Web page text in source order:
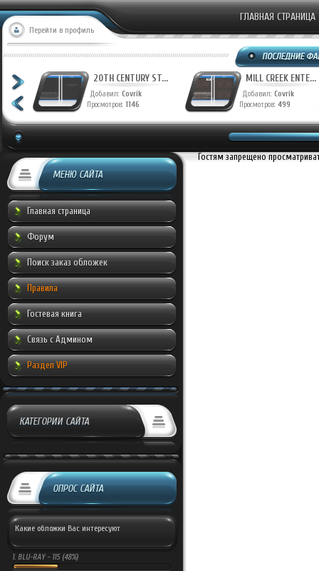
Перейти в профиль
ГЛАВНАЯ СТРАНИЦА
20TH CENTURY ST...
Добавил: Covrik
Просмотров: 1146
MILL CREEK ENTE...
Добавил: Covrik
Просмотров: 499
МЕНЮ САЙТА
Главная страница
Форум
Поиск заказ обложек
Правила
Гостевая книга
Связь с Админом
Раздел VIP
КАТЕГОРИИ САЙТА
ОПРОС САЙТА
Какие обложки Вас интересуют
1. BLU-RAY - 115 (48%)
Гостям запрещено